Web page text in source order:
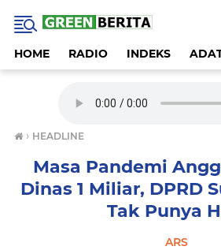
HOME RADIO INDEKS
› HEADLINE
Masa Pandemi
Dinas 1 Miliar, DPRD
Tak Punya
ARS